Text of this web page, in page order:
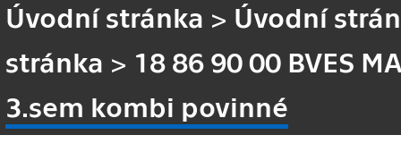
Úvodní stránka > Úvodní
stránka > 18 86 90 00 BVES
3.sem kombi povinné